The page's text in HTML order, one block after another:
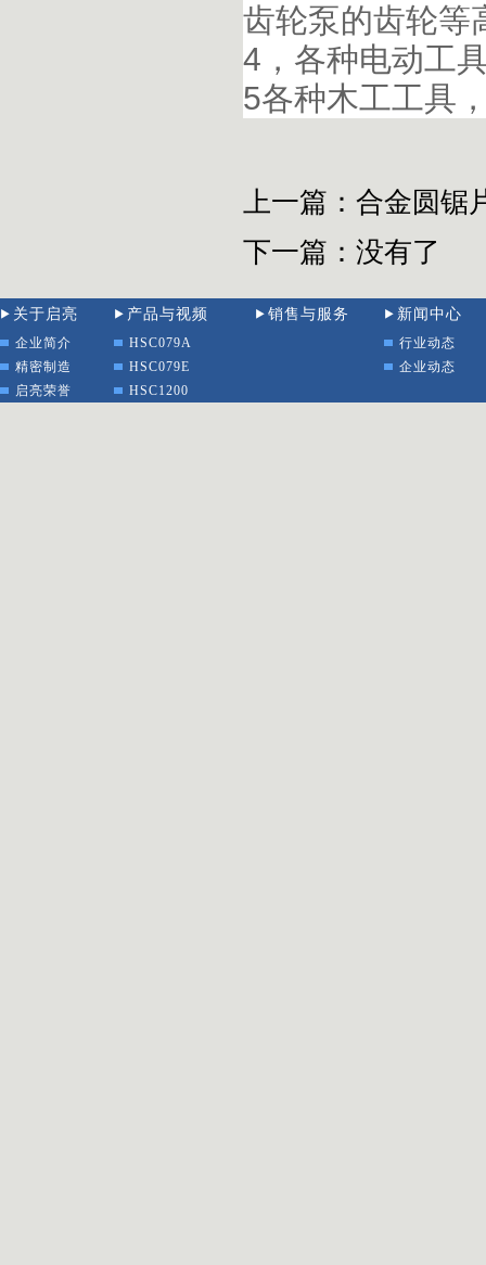
齿轮泵的齿轮等
4，各种电动工
5各种木工工具
上一篇： 合金圆锯
下一篇： 没有了
关于启亮
企业简介
精密制造
启亮荣誉
产品与视频
HSC079A
HSC079E
HSC1200
销售与服务 新闻中心
行业动态
企业动态